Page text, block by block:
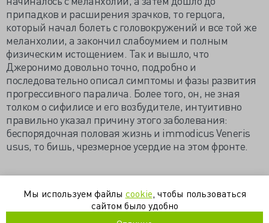
припадков и расширения зрачков, то герцога,
который начал болеть с головокружений и все той же
меланхолии, а закончил слабоумием и полным
физическим истощением. Так и вышло, что
Джеронимо довольно точно, подробно и
последовательно описал симптомы и фазы развития
прогрессивного паралича. Более того, он, не зная
толком о сифилисе и его возбудителе, интуитивно
правильно указал причину этого заболевания:
беспорядочная половая жизнь и immodicus Veneris
usus, то бишь, чрезмерное усердие на этом фронте.
психиатрия
Мы используем файлы cookie , чтобы пользоваться
сайтом было удобно